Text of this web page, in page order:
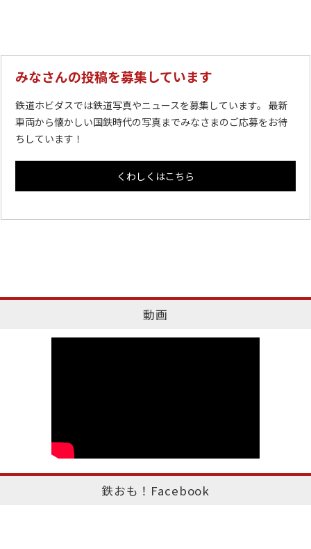
みなさんの投稿を募集しています
鉄道ホビダスでは鉄道写真やニュースを募集しています。 最新
車両から懐かしい国鉄時代の写真までみなさまのご応募をお待
ちしています！
くわしくはこちら
動画
鉄おも！Facebook